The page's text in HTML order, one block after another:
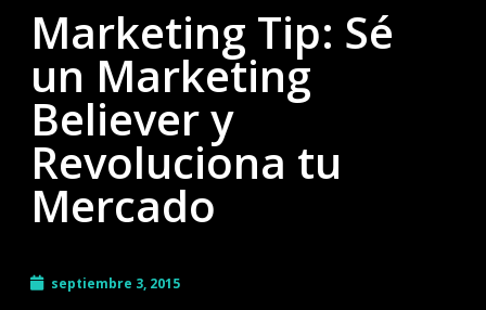
Marketing Tip: Sé
un Marketing
Believer y
Revoluciona tu
Mercado
septiembre 3, 2015